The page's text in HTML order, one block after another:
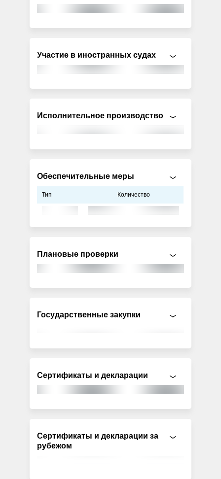
Участие в иностранных судах
Исполнительное производство
Обеспечительные меры
Тип Количество
Плановые проверки
Государственные закупки
Сертификаты и декларации
Сертификаты и декларации за
рубежом